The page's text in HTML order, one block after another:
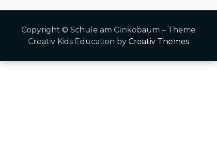
Copyright © Schule am Ginkobaum – Theme
Creativ Kids Education by Creativ Themes